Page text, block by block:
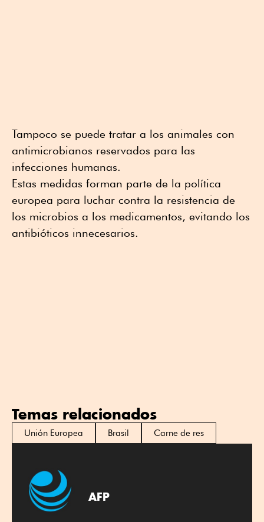
Tampoco se puede tratar a los animales con
antimicrobianos reservados para las
infecciones humanas.
Estas medidas forman parte de la política
europea para luchar contra la resistencia de
los microbios a los medicamentos, evitando los
antibióticos innecesarios.
Temas relacionados
Unión Europea Brasil Carne de res
AFP